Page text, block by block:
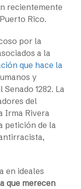
recientemente
Rico.
por la
a la
que hace la
y
1282. La
del
Irma Rivera
petición de la
en ideales
que merecen